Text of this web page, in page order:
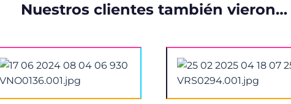
Nuestros clientes también vieron…